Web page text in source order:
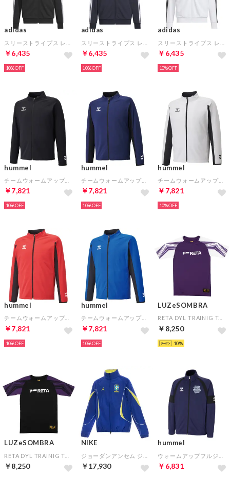
adidas
￥6,435
10%
adidas
￥6,435
10%
adidas
￥6,435
10%
hummel
￥7,821
10%
hummel
￥7,821
10%
hummel
￥7,821
10%
hummel
￥7,821
10%
hummel
￥7,821
10%
LUZeSOMBRA
RETA DYL TRAINIG TOP(パープル)
￥8,250
10
LUZeSOMBRA
￥8,250
NIKE
￥17,930
hummel
￥6,831